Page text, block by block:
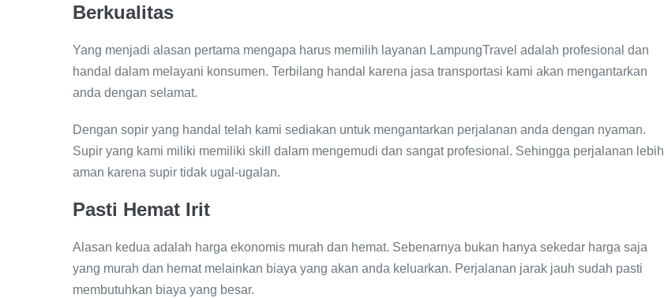
Berkualitas
Yang menjadi alasan pertama mengapa harus memilih layanan LampungTravel adalah profesional dan
handal dalam melayani konsumen. Terbilang handal karena jasa transportasi kami akan mengantarkan
anda dengan selamat.
Dengan sopir yang handal telah kami sediakan untuk mengantarkan perjalanan anda dengan nyaman.
Supir yang kami miliki memiliki skill dalam mengemudi dan sangat profesional. Sehingga perjalanan lebih
aman karena supir tidak ugal-ugalan.
Pasti Hemat Irit
Alasan kedua adalah harga ekonomis murah dan hemat. Sebenarnya bukan hanya sekedar harga saja
yang murah dan hemat melainkan biaya yang akan anda keluarkan. Perjalanan jarak jauh sudah pasti
membutuhkan biaya yang besar.